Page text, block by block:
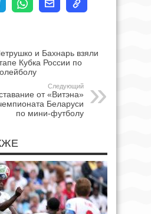
и Бахнарь взяли
Кубка России по
Следующий
от «Витэна»
Беларуси
по мини-футболу